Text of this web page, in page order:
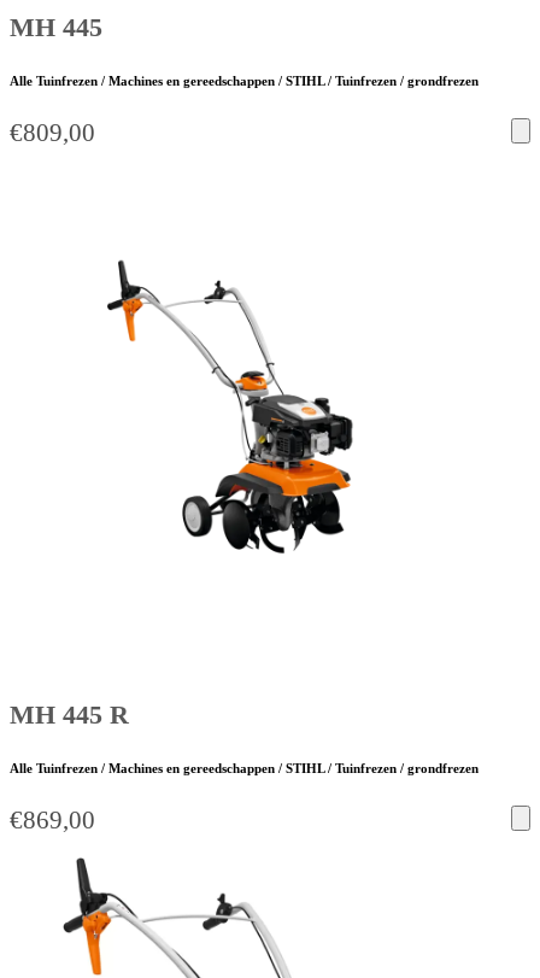
MH 445
Alle Tuinfrezen / Machines en gereedschappen / STIHL / Tuinfrezen / grondfrezen
€809,00
MH 445 R
Alle Tuinfrezen / Machines en gereedschappen / STIHL / Tuinfrezen / grondfrezen
€869,00